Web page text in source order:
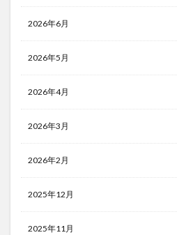
2026年6月
2026年5月
2026年4月
2026年3月
2026年2月
2025年12月
2025年11月